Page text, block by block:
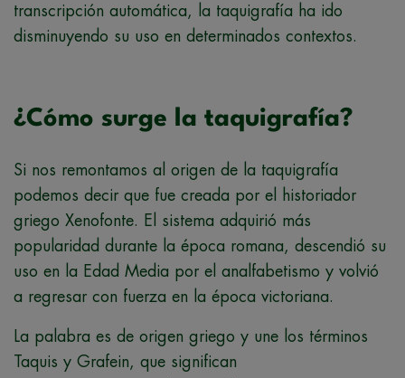
transcripción automática, la taquigrafía ha ido
disminuyendo su uso en determinados contextos.
¿Cómo surge la taquigrafía?
Si nos remontamos al origen de la taquigrafía
podemos decir que fue creada por el historiador
griego Xenofonte. El sistema adquirió más
popularidad durante la época romana, descendió su
uso en la Edad Media por el analfabetismo y volvió
a regresar con fuerza en la época victoriana.
La palabra es de origen griego y une los términos
Taquis y Grafein, que significan